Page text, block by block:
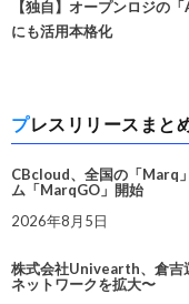
【独自】オープンロジの
にも活用本格化
プレスリリースまと
CBcloud、全国の「Marq
ム「MarqGO」開始
2026年8月5日
株式会社Univearth、倉吉
ネットワークを拡大〜